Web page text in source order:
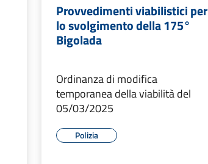
Provvedimenti viabilistici per
lo svolgimento della 175°
Bigolada
Ordinanza di modifica
temporanea della viabilità del
05/03/2025
Polizia